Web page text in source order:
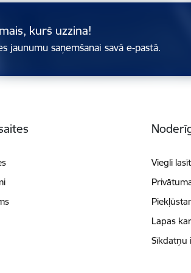
kurš uzzina!
jaunumu saņemšanai savā e-pastā.
Viegli lasīt
Lapas
Sīkdatņu